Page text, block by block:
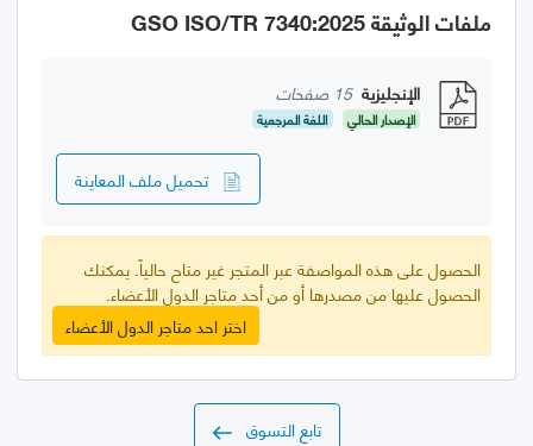
ملفات الوثيقة GSO ISO/TR 7340:2025
الإنجليزية 15 صفحات
الإصدار الحالي اللغة المرجعية
تحميل ملف المعاينة
الحصول على هذه المواصفة عبر المتجر غير متاح حالياً. يمكنك
الحصول عليها من مصدرها أو من أحد متاجر الدول الأعضاء.
اختر احد متاجر الدول الأعضاء
تابع التسوق